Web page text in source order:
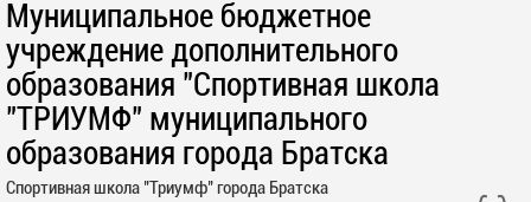
Муниципальное бюджетное
учреждение дополнительного
образования "Спортивная школа
"ТРИУМФ" муниципального
образования города Братска
Спортивная школа "Триумф" города Братска